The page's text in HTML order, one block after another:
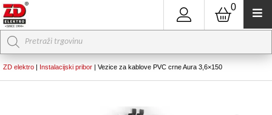
0
Products
search
ZD elektro | Instalacijski pribor | Vezice za kablove PVC crne Aura 3,6×150